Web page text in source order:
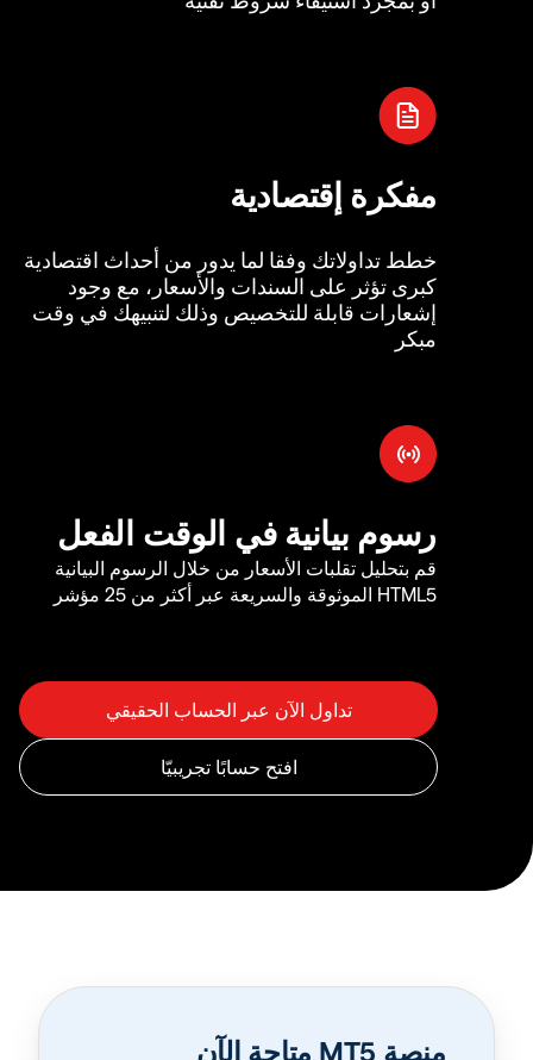
مفكرة إقتصادية
خطط تداولاتك وفقا لما يدور من أحداث اقتصادية
كبرى تؤثر على السندات والأسعار، مع وجود
إشعارات قابلة للتخصيص وذلك لتنبيهك في وقت
مبكر
رسوم بيانية في الوقت الفعل
قم بتحليل تقلبات الأسعار من خلال الرسوم البيانية
HTML5 الموثوقة والسريعة عبر أكثر من 25 مؤشر
منصة MT5 متاحة الآن